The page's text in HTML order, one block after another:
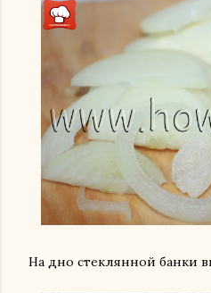
На дно стеклянной банки